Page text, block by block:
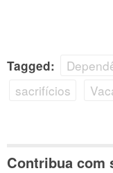
Tagged:
sacrifícios
Contribua com